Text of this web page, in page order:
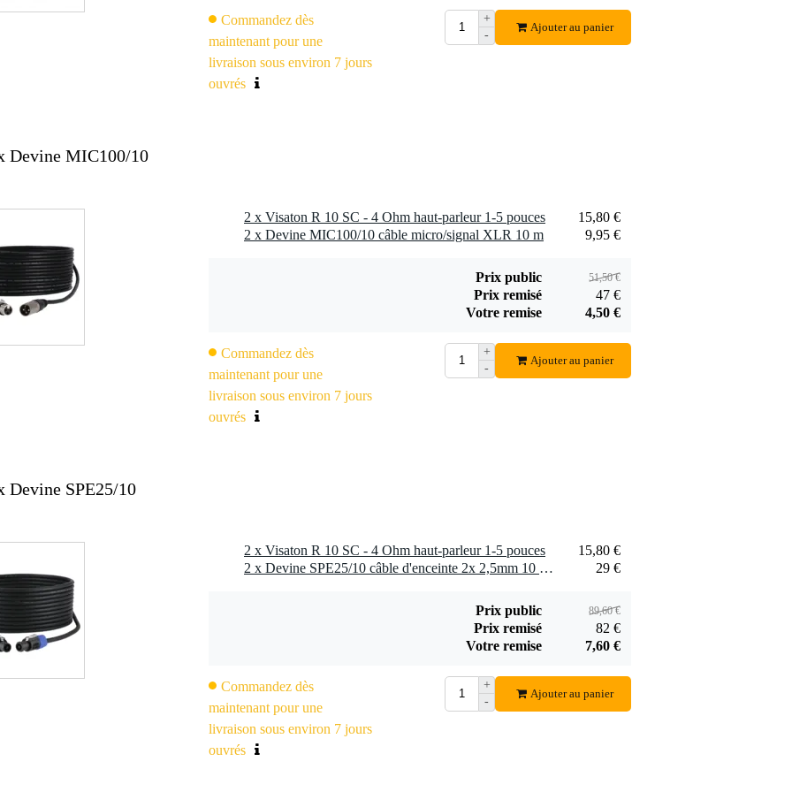
Hz
x 0,5 mm (-)
°C
Devine SPE25/R
SPE25/R câble
haut-parleur 2x 2,5
1,75 €
Commandez dès
maintenant pour une
livraison sous environ 7 jours
ouvrés
+
-
Ajouter au panier
Devine MIC100/10
2 x Visaton R 10 SC - 4 Ohm haut-parleur 1-5 pouces
15,80 €
2 x Devine MIC100/10 câble micro/signal XLR 10 m
9,95 €
Prix public 51,50 €
Prix remisé
47 €
Votre remise
4,50 €
Commandez dès
maintenant pour une
livraison sous environ 7 jours
ouvrés
+
-
Ajouter au panier
Devine SPE25/10
2 x Visaton R 10 SC - 4 Ohm haut-parleur 1-5 pouces
15,80 €
2 x Devine SPE25/10 câble d'enceinte 2x 2,5mm 10 mètres
29 €
Prix public 89,60 €
Prix remisé
82 €
Votre remise
7,60 €
Commandez dès
maintenant pour une
livraison sous environ 7 jours
ouvrés
+
-
Ajouter au panier